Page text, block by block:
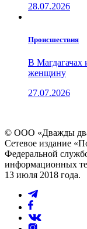
28.07.2026
Проиcшествия
В Магдагачах
женщину
27.07.2026
© ООО «Дважды
Сетевое издание
Федеральной
информационных
13 июля 2018 года.